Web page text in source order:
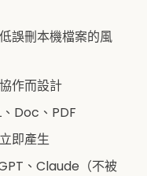
誤刪本機檔案的風
作而設計
Doc、PDF
即產生
、Claude（不被